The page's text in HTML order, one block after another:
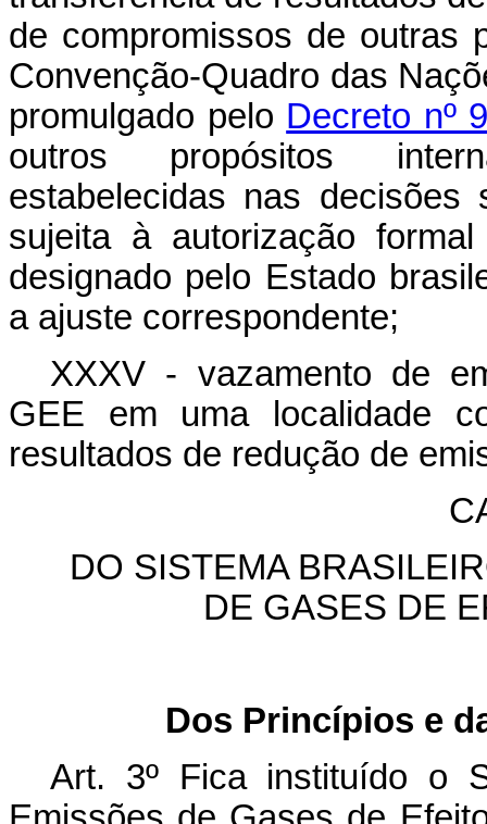
de compromissos de outras
Convenção-Quadro das
promulgado pelo Decreto nº
outros propósitos
estabelecidas nas
sujeita à autorização
designado pelo Estado
a ajuste correspondente;
XXXV - vazamento de
GEE em uma localidade
resultados de redução de
DO SISTEMA
DE GASES DE
Dos Princípios e
Art. 3º Fica instituído o